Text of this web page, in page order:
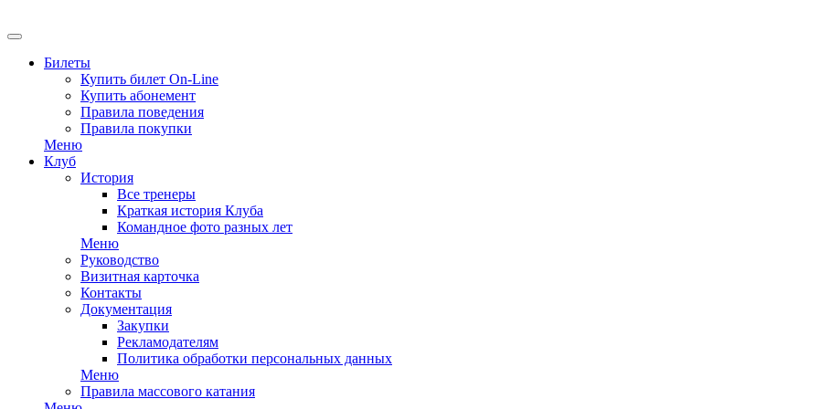
Билеты
Купить билет On-Line
Купить абонемент
Правила поведения
Правила покупки
Меню
Клуб
История
Все тренеры
Краткая история Клуба
Командное фото разных лет
Меню
Руководство
Визитная карточка
Контакты
Документация
Закупки
Рекламодателям
Политика обработки персональных данных
Меню
Правила массового катания